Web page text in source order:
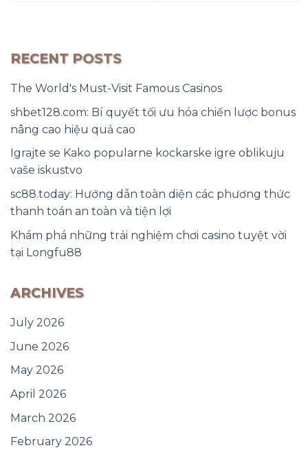
RECENT POSTS
The World's Must-Visit Famous Casinos
shbet128.com: Bí quyết tối ưu hóa chiến lược bonus
nâng cao hiệu quả cao
Igrajte se Kako popularne kockarske igre oblikuju
vaše iskustvo
sc88.today: Hướng dẫn toàn diện các phương thức
thanh toán an toàn và tiện lợi
Khám phá những trải nghiệm chơi casino tuyệt vời
tại Longfu88
ARCHIVES
July 2026
June 2026
May 2026
April 2026
March 2026
February 2026